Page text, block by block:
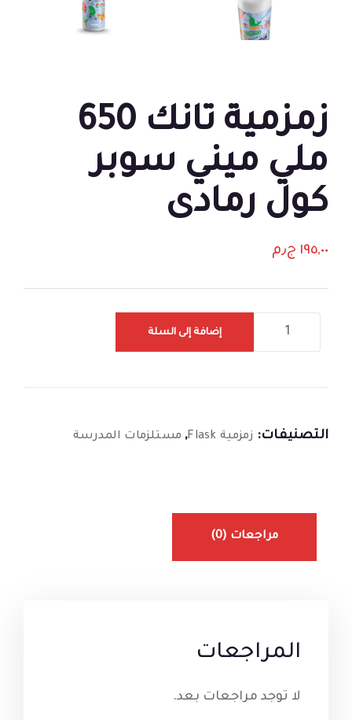
زمزمية تانك 650
ملي ميني سوبر
كول رمادى
١٩٥,٠٠ ج٫م
إضافة إلى السلة
التصنيفات: زمزمية Flask , مستلزمات المدرسة
مراجعات (0)
المراجعات
لا توجد مراجعات بعد.